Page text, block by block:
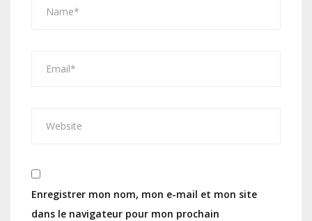
Enregistrer mon nom, mon e-mail et mon site
dans le navigateur pour mon prochain